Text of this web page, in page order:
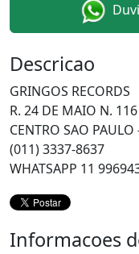
Descricao
GRINGOS RECORDS
R. 24 DE MAIO N. 116
CENTRO SAO PAULO
(011) 3337-8637
WHATSAPP 11
Informacoes